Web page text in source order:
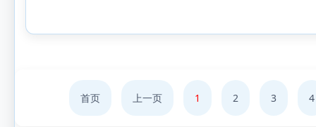
首页 上一页 1 2 3 4